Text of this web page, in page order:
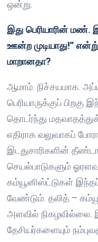
ஒன்று.
இது பெரியாரின் மண்.
ஊன்ற முடியாது!”
மாறானதா?
ஆமாம். நிச்சயமாக.
பெரியாருக்குப்
தொடர்ந்து
எதிராக வலுவாகப்
இடதுசாரிகளின்
செயல்பாடுகளும்
கம்யூனிஸ்ட்டுகள்
வேண்டும். தலித் –
அளவில் நிகழவில்லை.
தேசியர்களையும்